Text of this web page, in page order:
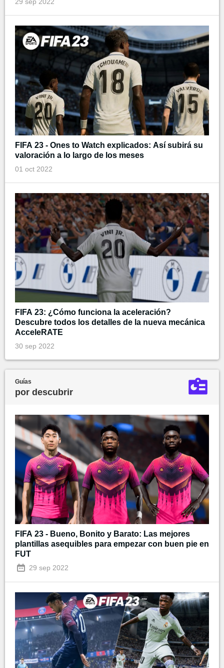
29 sep 2022
FIFA 23 - Ones to Watch explicados: Así subirá su
valoración a lo largo de los meses
01 oct 2022
FIFA 23: ¿Cómo funciona la aceleración?
Descubre todos los detalles de la nueva mecánica
AcceleRATE
30 sep 2022
Guías
por descubrir
FIFA 23 - Bueno, Bonito y Barato: Las mejores
plantillas asequibles para empezar con buen pie en
FUT
29 sep 2022